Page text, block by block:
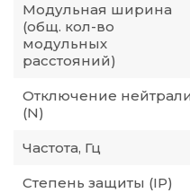
Модульная ширина
(общ. кол-во
модульных
расстояний)
Отключение нейтрали
(N)
Частота, Гц
Степень защиты (IP)